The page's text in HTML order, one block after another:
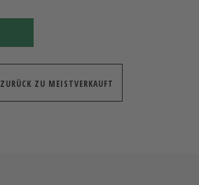
ZURÜCK ZU MEISTVERKAUFT